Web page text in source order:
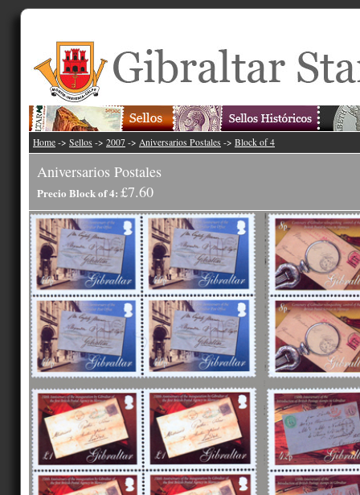
Home -> Sellos -> 2007 -> Aniversarios Postales -> Block of 4
Aniversarios Postales
Precio Block of 4: £7.60